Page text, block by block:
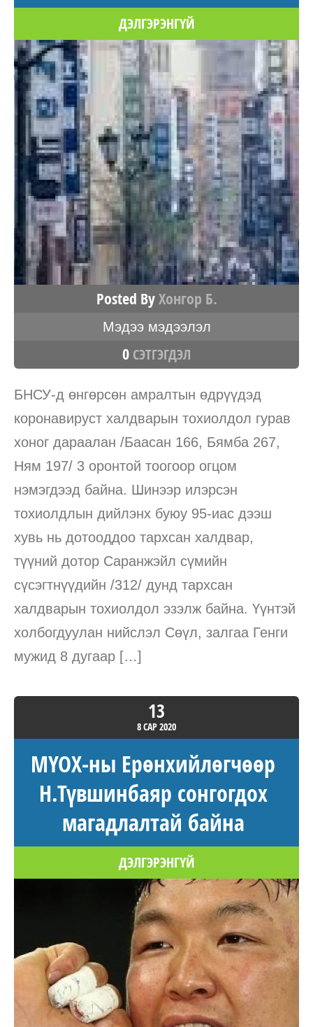
ДЭЛГЭРЭНГҮЙ
Posted ByХонгор Б.
Мэдээ мэдээлэл
0 СЭТГЭГДЭЛ
БНСУ-д өнгөрсөн амралтын өдрүүдэд
коронавируст халдварын тохиолдол гурав
хоног дараалан /Баасан 166, Бямба 267,
Ням 197/ 3 оронтой тоогоор огцом
нэмэгдээд байна. Шинээр илэрсэн
тохиолдлын дийлэнх буюу 95-иас дээш
хувь нь дотооддоо тархсан халдвар,
түүний дотор Саранжэйл сүмийн
сүсэгтнүүдийн /312/ дунд тархсан
халдварын тохиолдол эзэлж байна. Үүнтэй
холбогдуулан нийслэл Сөүл, залгаа Генги
мужид 8 дугаар […]
13
8 САР2020
МҮОХ-ны Ерөнхийлөгчөөр
Н.Түвшинбаяр сонгогдох
магадлалтай байна
ДЭЛГЭРЭНГҮЙ